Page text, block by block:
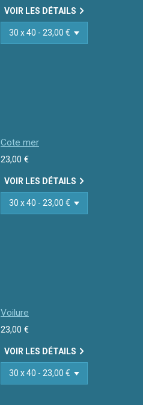
VOIR LES DÉTAILS
Cote mer
23,00 €
VOIR LES DÉTAILS
Voilure
23,00 €
VOIR LES DÉTAILS